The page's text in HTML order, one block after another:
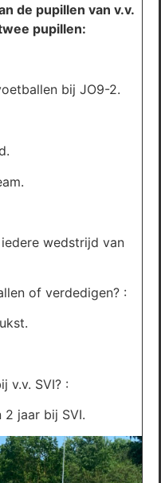
de pupillen van v.v.
pupillen:
bij JO9-2.
wedstrijd van
of verdedigen? :
v.v. SVI? :
jaar bij SVI.